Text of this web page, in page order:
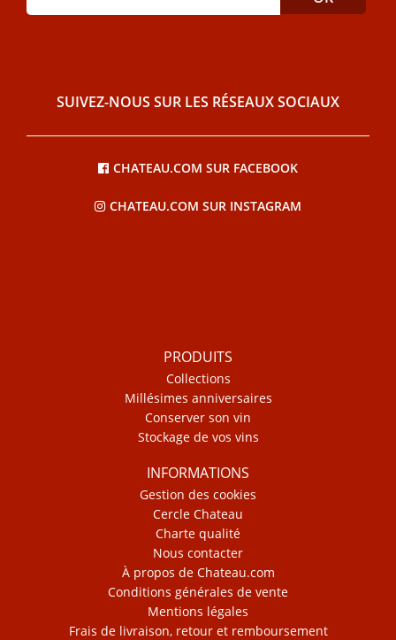
SUIVEZ-NOUS SUR LES RÉSEAUX SOCIAUX
CHATEAU.COM SUR FACEBOOK
CHATEAU.COM SUR INSTAGRAM
PRODUITS
Collections
Millésimes anniversaires
Conserver son vin
Stockage de vos vins
INFORMATIONS
Gestion des cookies
Cercle Chateau
Charte qualité
Nous contacter
À propos de Chateau.com
Conditions générales de vente
Mentions légales
Frais de livraison, retour et remboursement